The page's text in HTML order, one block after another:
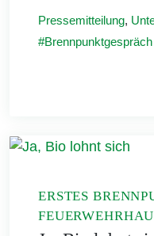
Pressemitteilung,
Brennpunktgespräch
ERSTES